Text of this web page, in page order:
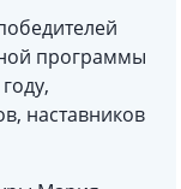
программы
наставников